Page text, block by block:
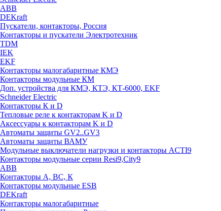
ABB
DEKraft
Пускатели, контакторы, Россия
Контакторы и пускатели Электротехник
TDM
IEK
EKF
Контакторы малогабаритные КМЭ
Контакторы модульные КМ
Доп. устройства для КМЭ, КТЭ, КТ-6000, EKF
Schneider Electric
Контакторы К и D
Тепловые реле к контакторам K и D
Аксессуары к контакторам K и D
Автоматы защиты GV2..GV3
Автоматы защиты ВАМУ
Модульные выключатели нагрузки и контакторы ACTI9
Контакторы модульные серии Resi9,City9
ABB
Контакторы А, ВС, К
Контакторы модульные ESB
DEKraft
Контакторы малогабаритные